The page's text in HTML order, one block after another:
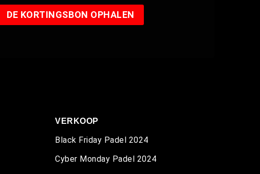
DE KORTINGSBON OPHALEN
VERKOOP
Black Friday Padel 2024
Cyber Monday Padel 2024